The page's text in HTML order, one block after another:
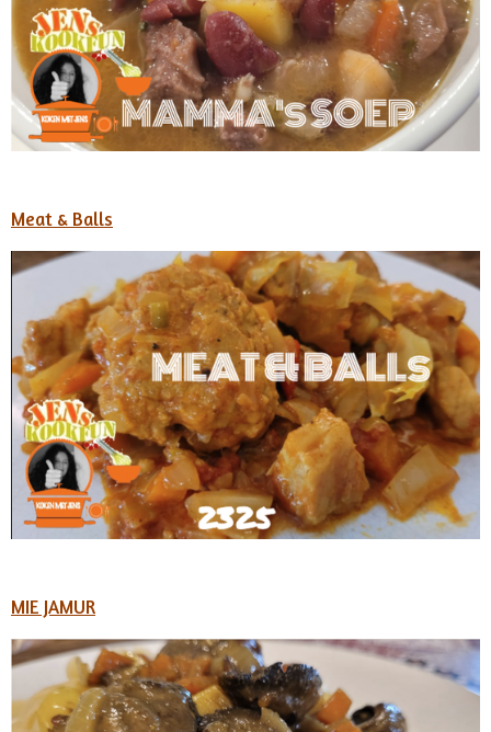
Meat & Balls
MIE JAMUR